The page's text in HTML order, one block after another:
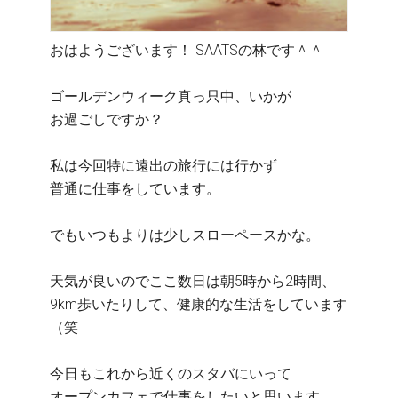
おはようございます！ SAATSの林です＾＾
ゴールデンウィーク真っ只中、いかが
お過ごしですか？
私は今回特に遠出の旅行には行かず
普通に仕事をしています。
でもいつもよりは少しスローペースかな。
天気が良いのでここ数日は朝5時から2時間、
9km歩いたりして、健康的な生活をしています
（笑
今日もこれから近くのスタバにいって